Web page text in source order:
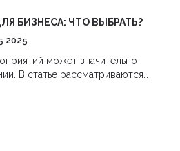
БИЗНЕСА: ЧТО ВЫБРАТЬ?
2025
может значительно
В статье рассматриваются
цели могут достигаться с
и что стоит учесть при
важными советами, как